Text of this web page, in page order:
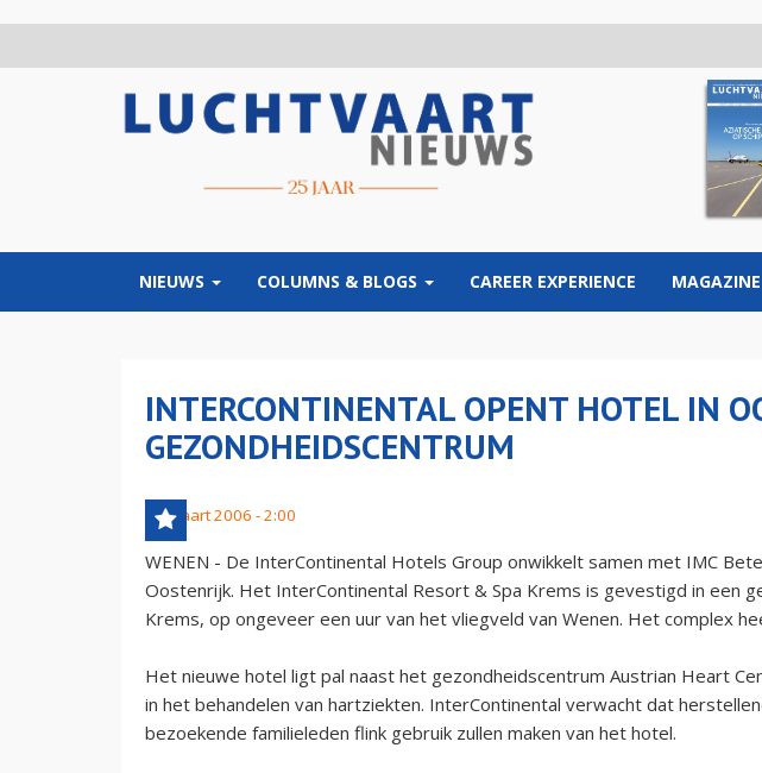
NIEUWS COLUMNS & BLOGS CAREER EXPERIENCE MAGAZINE
INTERCONTINENTAL OPENT HOTEL IN
GEZONDHEIDSCENTRUM
30 maart 2006 - 2:00
WENEN - De InterContinental Hotels Group onwikkelt samen met IMC
Oostenrijk. Het InterContinental Resort & Spa Krems is gevestigd in een
Krems, op ongeveer een uur van het vliegveld van Wenen. Het complex
Het nieuwe hotel ligt pal naast het gezondheidscentrum Austrian Heart
in het behandelen van hartziekten. InterContinental verwacht dat
bezoekende familieleden flink gebruik zullen maken van het hotel.